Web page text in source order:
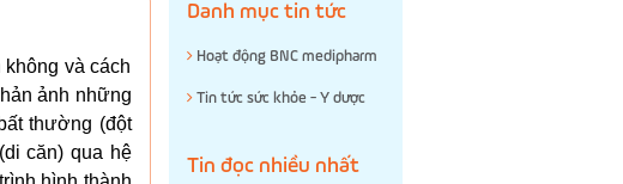
và cách
ảnh những
thường (đột
căn) qua hệ
Danh mục tin tức
Hoạt động BNC medipharm
Tin tức sức khỏe - Y dược
Tin đọc nhiều nhất